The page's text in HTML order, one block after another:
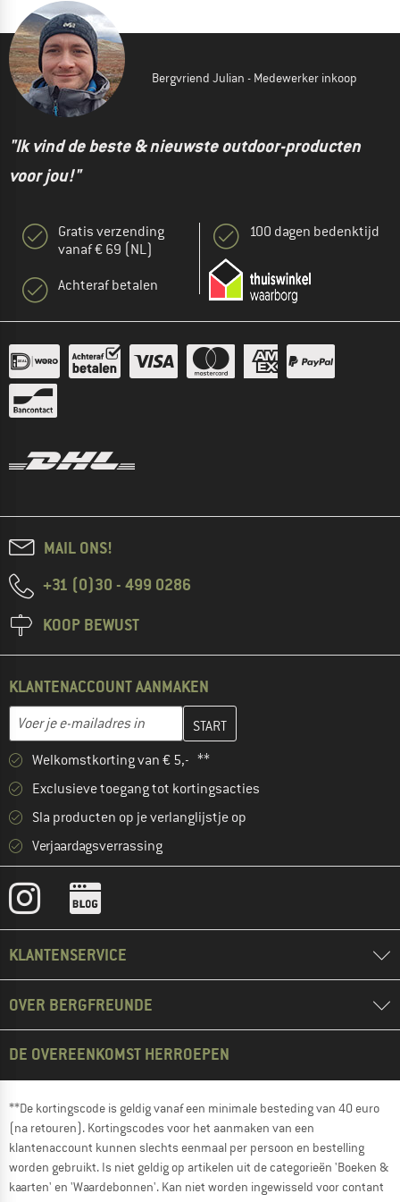
Bergvriend Julian - Medewerker inkoop
"Ik vind de beste & nieuwste outdoor-producten
voor jou!"
Gratis verzending
vanaf € 69 (NL)
Achteraf betalen
100 dagen bedenktijd
MAIL ONS!
+31 (0)30 - 499 0286
KOOP BEWUST
KLANTENACCOUNT AANMAKEN
E-mailadres
Vul je e-mailadres hier in en maak in de volgende stap je
Welkomstkorting van € 5,- **
Exclusieve toegang tot kortingsacties
Sla producten op je verlanglijstje op
Verjaardagsverrassing
KLANTENSERVICE
OVER BERGFREUNDE
DE OVEREENKOMST HERROEPEN
**De kortingscode is geldig vanaf een minimale besteding van 40 euro
(na retouren). Kortingscodes voor het aanmaken van een
klantenaccount kunnen slechts eenmaal per persoon en bestelling
worden gebruikt. Is niet geldig op artikelen uit de categorieën 'Boeken &
kaarten' en 'Waardebonnen'. Kan niet worden ingewisseld voor contant